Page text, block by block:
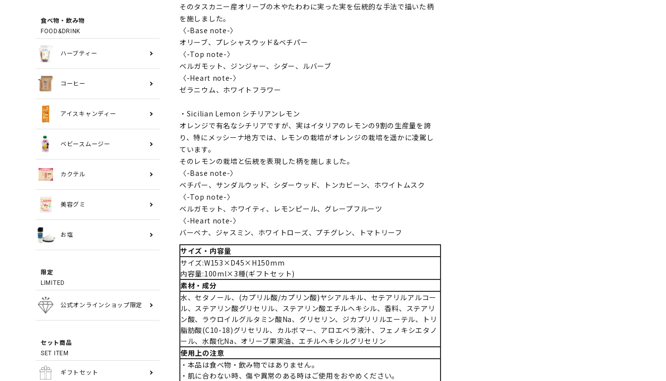
食べ物・飲み物
FOOD&DRINK
ハーブティー
コーヒー
アイスキャンディー
ベビースムージー
カクテル
美容グミ
お塩
限定
LIMITED
公式オンラインショップ限定
セット商品
SET ITEM
ギフトセット
そのタスカニー産オリーブの木やたわわに実った実を伝統的な手法で描いた柄
を施しました。
〈-Base note-〉
オリーブ、プレシャスウッド&ベチパー
〈-Top note-〉
ベルガモット、ジンジャー、シダー、ルバーブ
〈-Heart note-〉
ゼラニウム、ホワイトフラワー
・Sicilian Lemon シチリアンレモン
オレンジで有名なシチリアですが、実はイタリアのレモンの9割の生産量を誇
り、特にメッシーナ地方では、レモンの栽培がオレンジの栽培を遥かに凌駕し
ています。
そのレモンの栽培と伝統を表現した柄を施しました。
〈-Base note-〉
ベチパー、サンダルウッド、シダーウッド、トンカビーン、ホワイトムスク
〈-Top note-〉
ベルガモット、ホワイティ、レモンピール、グレープフルーツ
〈-Heart note-〉
バーベナ、ジャスミン、ホワイトローズ、プチグレン、トマトリーフ
サイズ・内容量
サイズ:W153×D45×H150mm
内容量:100ml×3種(ギフトセット)
素材・成分
水、セタノール、(カプリル酸/カプリン酸)ヤシアルキル、セテアリルアルコー
ル、ステアリン酸グリセリル、ステアリン酸エチルヘキシル、香料、ステアリ
ン酸、ラウロイルグルタミン酸Na、グリセリン、ジカプリリルエーテル、トリ
脂肪酸(C10-18)グリセリル、カルボマー、アロエベラ液汁、フェノキシエタノ
ール、水酸化Na、オリーブ果実油、エチルヘキシルグリセリン
使用上の注意
・本品は食べ物・飲み物ではありません。
・肌に合わない時、傷や異常のある時はご使用をおやめください。